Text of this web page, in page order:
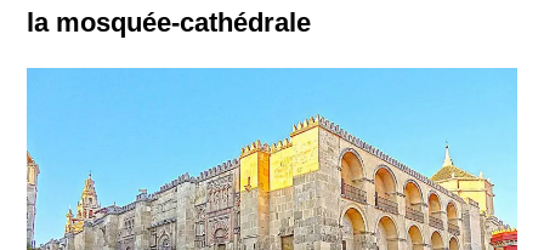
la mosquée-cathédrale